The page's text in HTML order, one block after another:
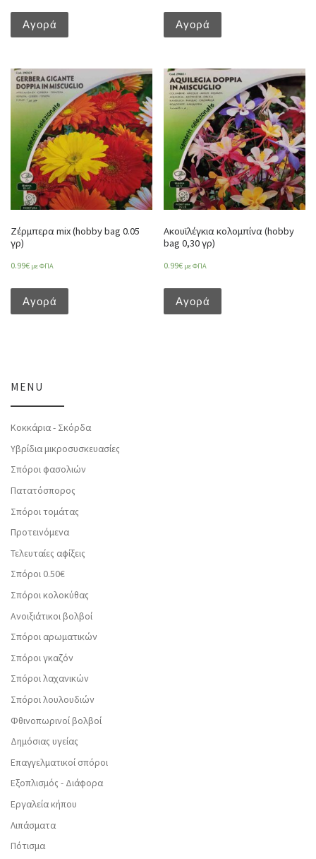
Αγορά Αγορά
Ζέρμπερα mix (hobby bag 0.05
γρ)
0.99€ με ΦΠΑ
Αγορά
Ακουϊλέγκια κολομπίνα (hobby
bag 0,30 γρ)
0.99€ με ΦΠΑ
Αγορά
MENU
Κοκκάρια - Σκόρδα
Υβρίδια μικροσυσκευασίες
Σπόροι φασολιών
Πατατόσπορος
Σπόροι τομάτας
Προτεινόμενα
Τελευταίες αφίξεις
Σπόροι 0.50€
Σπόροι κολοκύθας
Ανοιξιάτικοι βολβοί
Σπόροι αρωματικών
Σπόροι γκαζόν
Σπόροι λαχανικών
Σπόροι λουλουδιών
Φθινοπωρινοί βολβοί
Δημόσιας υγείας
Επαγγελματικοί σπόροι
Εξοπλισμός - Διάφορα
Εργαλεία κήπου
Λιπάσματα
Πότισμα